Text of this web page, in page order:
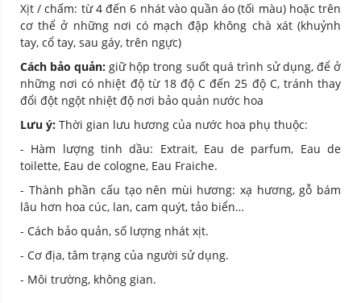
Xịt / chấm: từ 4 đến 6 nhát vào quần áo (tối màu) hoặc trên
cơ thể ở những nơi có mạch đập không chà xát (khuỷnh
tay, cổ tay, sau gáy, trên ngực)
Cách bảo quản: giữ hộp trong suốt quá trình sử dụng, để ở
những nơi có nhiệt độ từ 18 độ C đến 25 độ C, tránh thay
đổi đột ngột nhiệt độ nơi bảo quản nước hoa
Lưu ý: Thời gian lưu hương của nước hoa phụ thuộc:
- Hàm lượng tinh dầu: Extrait, Eau de parfum, Eau de
toilette, Eau de cologne, Eau Fraiche.
- Thành phần cấu tạo nên mùi hương: xạ hương, gỗ bám
lâu hơn hoa cúc, lan, cam quýt, tảo biển…
- Cách bảo quản, số lượng nhát xịt.
- Cơ địa, tâm trạng của người sử dụng.
- Môi trường, không gian.